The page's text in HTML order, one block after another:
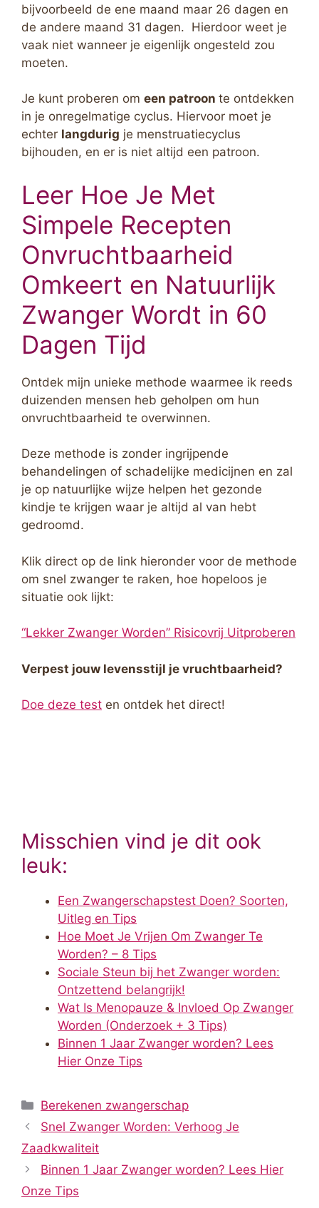
bijvoorbeeld de ene maand maar 26 dagen en
de andere maand 31 dagen. Hierdoor weet je
vaak niet wanneer je eigenlijk ongesteld zou
moeten.
Je kunt proberen om een patroon te ontdekken
in je onregelmatige cyclus. Hiervoor moet je
echter langdurig je menstruatiecyclus
bijhouden, en er is niet altijd een patroon.
Leer Hoe Je Met
Simpele Recepten
Onvruchtbaarheid
Omkeert en Natuurlijk
Zwanger Wordt in 60
Dagen Tijd
Ontdek mijn unieke methode waarmee ik reeds
duizenden mensen heb geholpen om hun
onvruchtbaarheid te overwinnen.
Deze methode is zonder ingrijpende
behandelingen of schadelijke medicijnen en zal
je op natuurlijke wijze helpen het gezonde
kindje te krijgen waar je altijd al van hebt
gedroomd.
Klik direct op de link hieronder voor de methode
om snel zwanger te raken, hoe hopeloos je
situatie ook lijkt:
“Lekker Zwanger Worden” Risicovrij Uitproberen
Verpest jouw levensstijl je vruchtbaarheid?
Doe deze test en ontdek het direct!
Misschien vind je dit ook
leuk:
Een Zwangerschapstest Doen? Soorten,
Uitleg en Tips
Hoe Moet Je Vrijen Om Zwanger Te
Worden? – 8 Tips
Sociale Steun bij het Zwanger worden:
Ontzettend belangrijk!
Wat Is Menopauze & Invloed Op Zwanger
Worden (Onderzoek + 3 Tips)
Binnen 1 Jaar Zwanger worden? Lees
Hier Onze Tips
Categorieën
Berekenen zwangerschap
Snel Zwanger Worden: Verhoog Je
Zaadkwaliteit
Binnen 1 Jaar Zwanger worden? Lees Hier
Onze Tips